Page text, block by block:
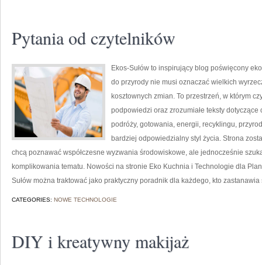
Pytania od czytelników
Ekos-Sułów to inspirujący blog poświęcony
do przyrody nie musi oznaczać wielkich
kosztownych zmian. To przestrzeń, w którym
podpowiedzi oraz zrozumiałe teksty
podróży, gotowania, energii, recyklingu,
bardziej odpowiedzialny styl życia. Strona
chcą poznawać współczesne wyzwania środowiskowe, ale jednocześnie
komplikowania tematu. Nowości na stronie Eko Kuchnia i Technologie dla
Sułów można traktować jako praktyczny poradnik dla każdego, kto zastanawia
CATEGORIES: NOWE TECHNOLOGIE
DIY i kreatywny makijaż